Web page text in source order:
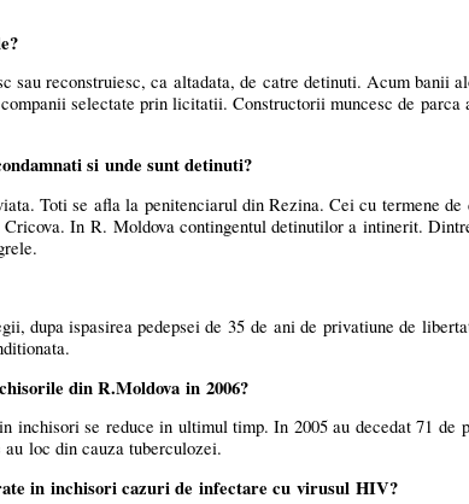
reconstruiesc, ca altadata, de catre detinuti. Acum banii
selectate prin licitatii. Constructorii muncesc de parca
si unde sunt detinuti?
Toti se afla la penitenciarul din Rezina. Cei cu termene de
In R. Moldova contingentul detinutilor a intinerit.
dupa ispasirea pedepsei de 35 de ani de privatiune de
din R.Moldova in 2006?
inchisori se reduce in ultimul timp. In 2005 au decedat 71 de
loc din cauza tuberculozei.
in inchisori cazuri de infectare cu virusul HIV?